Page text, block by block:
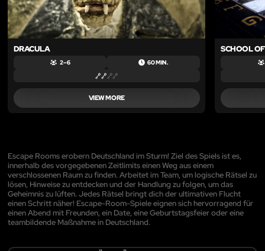
DRACULA
2 – 6 60 MIN.
VIEW MORE
SCHOOL
Escape Rooms erobern Deutschland im Sturm! Ziel des Spiels ist es,
innerhalb des vorgegebenen Zeitlimits einen Weg aus einem
verschlossenen Raum zu finden. Arbeitet im Team, um logische Rätsel zu
lösen, Hinweise zu entdecken und der Handlung zu folgen, um das
Geheimnis zu lüften. Jedes Rätsel bringt dich der ultimativen Flucht
einen Schritt näher! Escape-Room-Spiele eignen sich hervorragend für
einen Abend mit Freunden, ein Date, eine Geburtstagsfeier oder eine
teambildende Maßnahme in Deutschland.